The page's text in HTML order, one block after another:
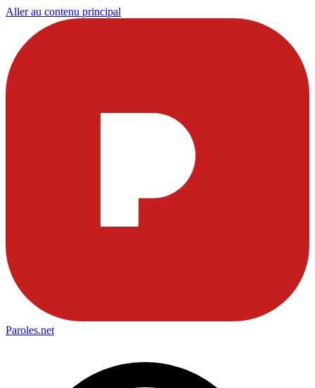
Aller au contenu principal
Paroles.net